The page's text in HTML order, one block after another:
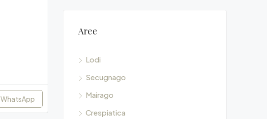
WhatsApp
Aree
Lodi
Secugnago
Mairago
Crespiatica